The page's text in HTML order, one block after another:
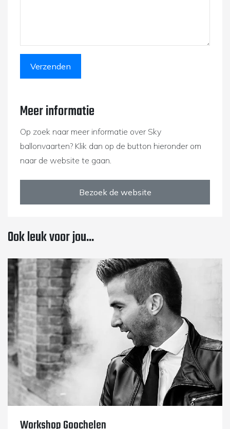
Meer informatie
Op zoek naar meer informatie over Sky
ballonvaarten? Klik dan op de button hieronder om
naar de website te gaan.
Bezoek de website
Ook leuk voor jou...
Workshop Goochelen